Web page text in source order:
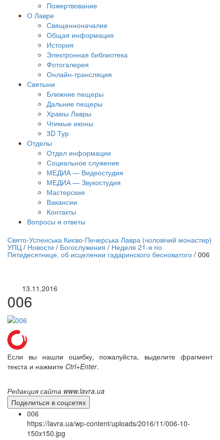
Пожертвование
О Лавре
Священноначалие
Общая информация
История
Электронная библиотека
Фотогалерея
Онлайн-трансляция
Святыни
Ближние пещеры
Дальние пещеры
Храмы Лавры
Чтимые иконы
3D Тур
Отделы
Отдел информации
Социальное служение
МЕДИА — Видеостудия
МЕДИА — Звукостудия
Мастерские
Вакансии
Контакты
Вопросы и ответы
трансляция | 12 сентября
трансляции
Свято-Успенська Києво-Печерська Лавра (чоловічий монастир)
УПЦ / Новости / Богослужения / Неделя 21-я по
Пятидесятнице, об исцелении гадаринского бесноватого / 006
13.11.2016
006
Если вы нашли ошибку, пожалуйста, выделите фрагмент
текста и нажмите Ctrl+Enter.
Редакция сайта www.lavra.ua
Поделиться в соцсетях
006
https://lavra.ua/wp-content/uploads/2016/11/006-10-
150x150.jpg